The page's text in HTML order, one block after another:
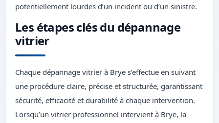
potentiellement lourdes d’un incident ou d’un sinistre.
Les étapes clés du dépannage
vitrier
Chaque dépannage vitrier à Brye s’effectue en suivant
une procédure claire, précise et structurée, garantissant
sécurité, efficacité et durabilité à chaque intervention.
Lorsqu’un vitrier professionnel intervient à Brye, la